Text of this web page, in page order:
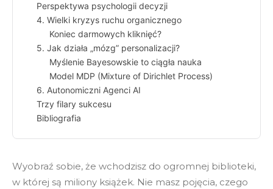
Perspektywa psychologii decyzji
4. Wielki kryzys ruchu organicznego
Koniec darmowych kliknięć?
5. Jak działa „mózg” personalizacji?
Myślenie Bayesowskie to ciągła nauka
Model MDP (Mixture of Dirichlet Process)
6. Autonomiczni Agenci AI
Trzy filary sukcesu
Bibliografia
Wyobraź sobie, że wchodzisz do ogromnej biblioteki,
w której są miliony książek. Nie masz pojęcia, czego